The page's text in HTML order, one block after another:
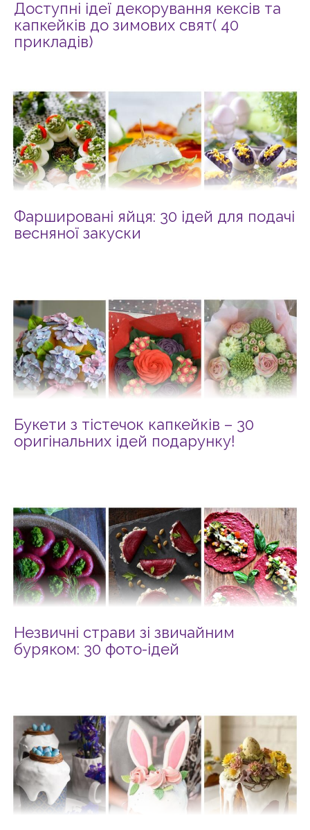
Доступні ідеї декорування кексів та
капкейків до зимових свят( 40
прикладів)
Фаршировані яйця: 30 ідей для подачі
весняної закуски
Букети з тістечок капкейків – 30
оригінальних ідей подарунку!
Незвичні страви зі звичайним
буряком: 30 фото-ідей